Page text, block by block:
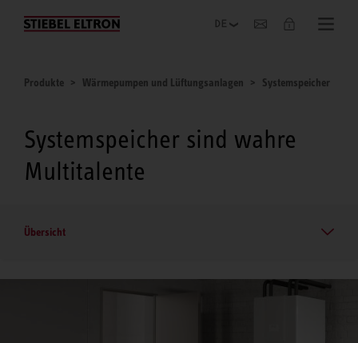
Unternehmen
Produkte Wärmepumpen und Lüftungsanlagen Systemspeicher
Systemspeicher sind wahre
Multitalente
Übersicht